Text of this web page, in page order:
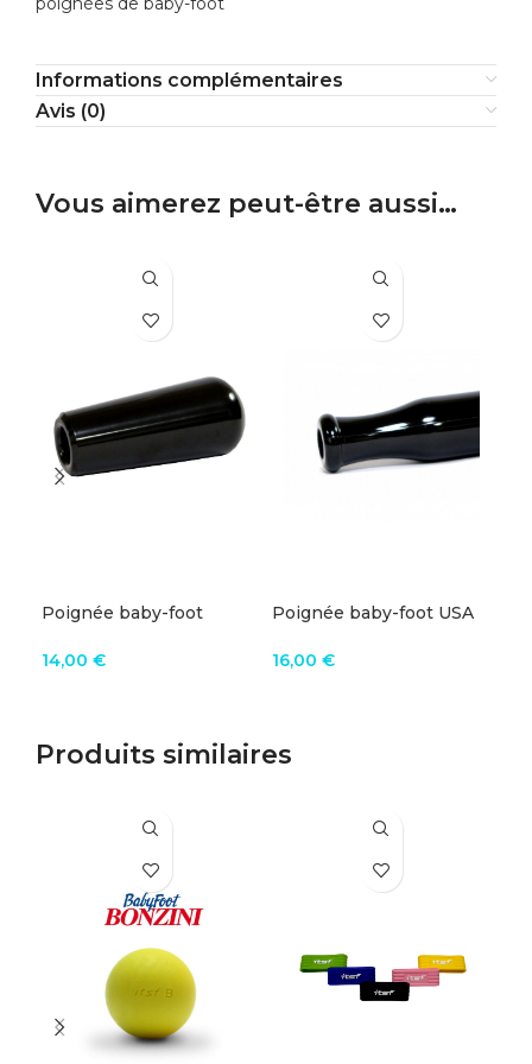
Informations complémentaires
Avis (0)
Vous aimerez peut-être aussi…
Poignée baby-foot
14,00 €
Poignée baby-foot USA
16,00 €
Produits similaires